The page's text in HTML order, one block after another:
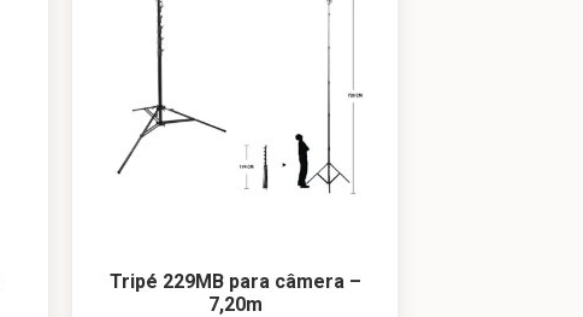
Tripé 229MB para câmera –
7,20m